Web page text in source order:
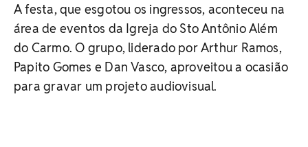
A festa, que esgotou os ingressos, aconteceu na
área de eventos da Igreja do Sto Antônio Além
do Carmo. O grupo, liderado por Arthur Ramos,
Papito Gomes e Dan Vasco, aproveitou a ocasião
para gravar um projeto audiovisual.